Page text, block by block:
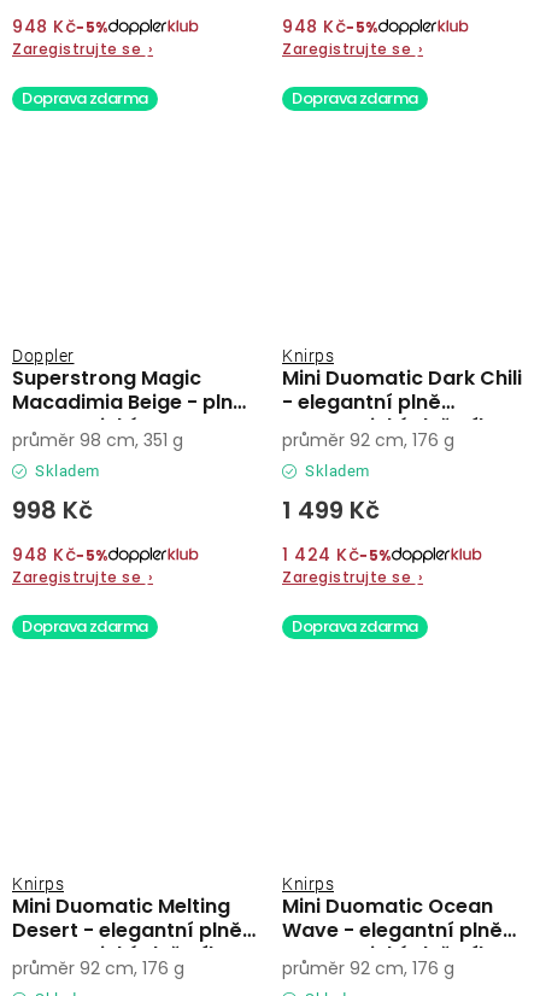
948 Kč−5%
Zaregistrujte se ›
948 Kč−5%
Zaregistrujte se ›
Doprava zdarma
Superstrong Magic
Macadimia Beige - plně
automatický
pánský/dámský deštník
Doppler
Skladem
998 Kč
948 Kč−5%
Zaregistrujte se ›
průměr 98 cm, 351 g
Doprava zdarma
Mini Duomatic Dark Chili
- elegantní plně
automatický deštník
Knirps
Skladem
1 499 Kč
1 424 Kč−5%
Zaregistrujte se ›
průměr 92 cm, 176 g
Doprava zdarma
Mini Duomatic Melting
Desert - elegantní plně
automatický deštník
Knirps
průměr 92 cm, 176 g
Doprava zdarma
Mini Duomatic Ocean
Wave - elegantní plně
automatický deštník
Knirps
průměr 92 cm, 176 g